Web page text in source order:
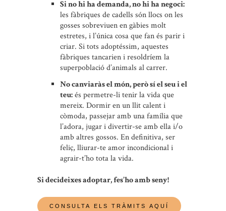
Si no hi ha demanda, no hi ha negoci:
les fàbriques de cadells són llocs on les
gosses sobreviuen en gàbies molt
estretes, i l’única cosa que fan és parir i
criar. Si tots adoptéssim, aquestes
fàbriques tancarien i resoldríem la
superpoblació d’animals al carrer.
No canviaràs el món, però sí el seu i el
teu:és permetre-li tenir la vida que
mereix. Dormir en un llit calent i
còmoda, passejar amb una família que
l’adora, jugar i divertir-se amb ella i/o
amb altres gossos. En definitiva, ser
feliç, lliurar-te amor incondicional i
agrair-t’ho tota la vida.
Si decideixes adoptar, fes’ho amb seny!